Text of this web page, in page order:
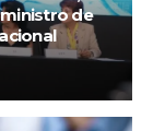
de